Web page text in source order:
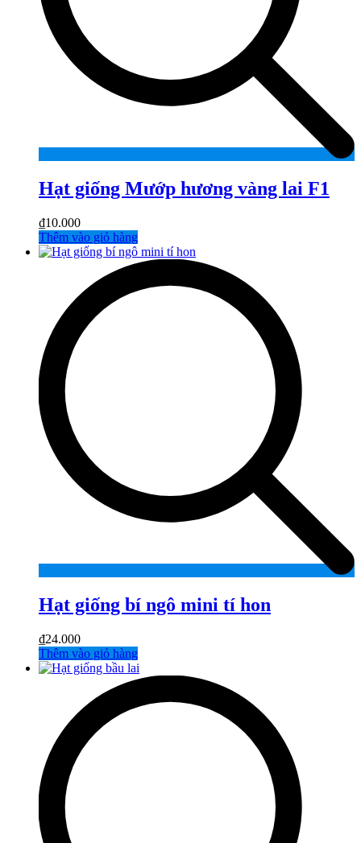
Hạt giống Mướp hương vàng lai F1
₫10.000
Thêm vào giỏ hàng
Hạt giống bí ngô mini tí hon
₫24.000
Thêm vào giỏ hàng